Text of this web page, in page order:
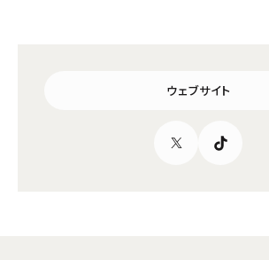
ウェブサイト